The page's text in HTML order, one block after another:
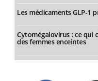
Les médicaments GLP-1
Cytomégalovirus : ce qui
des femmes enceintes